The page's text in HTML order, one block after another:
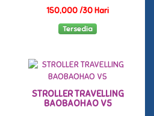
150,000 /30 Hari
Tersedia
STROLLER TRAVELLING
BAOBAOHAO V5